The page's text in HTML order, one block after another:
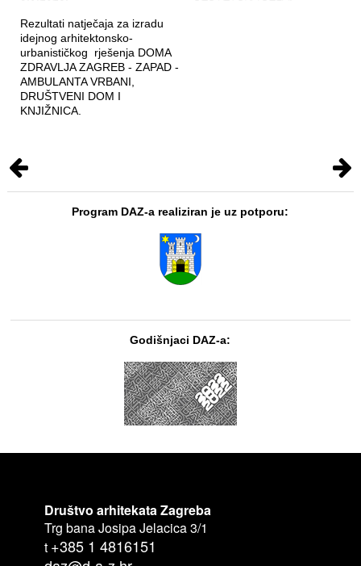
Rezultati natječaja za izradu
idejnog arhitektonsko-
urbanističkog rješenja DOMA
ZDRAVLJA ZAGREB - ZAPAD -
AMBULANTA VRBANI,
DRUŠTVENI DOM I
KNJIŽNICA.
Program DAZ-a realiziran je uz potporu:
Godišnjaci DAZ-a:
Društvo arhitekata Zagreba
Trg bana Josipa Jelacica 3/1
t +385 1 4816151